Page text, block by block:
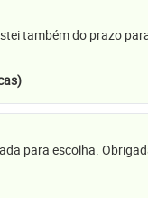
também do prazo
para escolha.